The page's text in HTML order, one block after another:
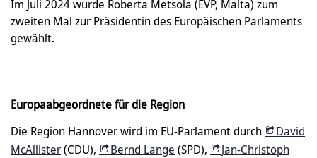
Im Juli 2024 wurde Roberta Metsola (EVP, Malta) zum
zweiten Mal zur Präsidentin des Europäischen Parlaments
gewählt.
Europaabgeordnete für die Region
Die Region Hannover wird im EU-Parlament durch
David
McAllister(CDU), Bernd Lange (SPD),
Jan-Christoph